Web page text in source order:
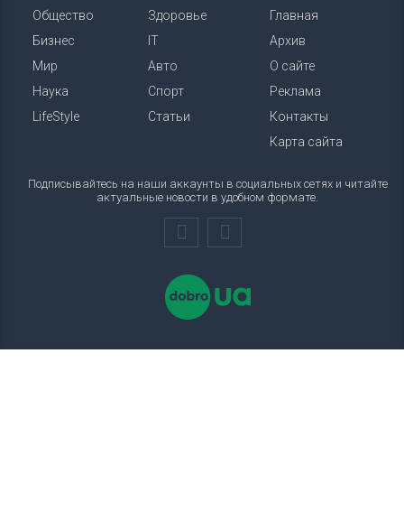
Общество
Бизнес
Мир
Наука
LifeStyle
Здоровье
IT
Авто
Спорт
Статьи
Главная
Архив
О сайте
Реклама
Контакты
Карта сайта
Подписывайтесь на наши аккаунты в социальных сетях и читайте
актуальные новости в удобном формате.